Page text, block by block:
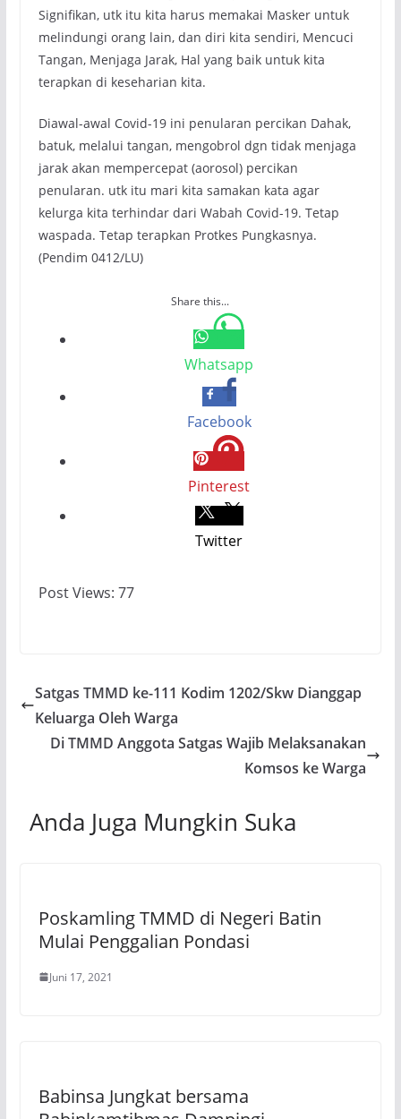
Signifikan, utk itu kita harus memakai Masker untuk
melindungi orang lain, dan diri kita sendiri, Mencuci
Tangan, Menjaga Jarak, Hal yang baik untuk kita
terapkan di keseharian kita.
Diawal-awal Covid-19 ini penularan percikan Dahak,
batuk, melalui tangan, mengobrol dgn tidak menjaga
jarak akan mempercepat (aorosol) percikan
penularan. utk itu mari kita samakan kata agar
kelurga kita terhindar dari Wabah Covid-19. Tetap
waspada. Tetap terapkan Protkes Pungkasnya.
(Pendim 0412/LU)
Share this...
Whatsapp
Facebook
Pinterest
Twitter
Post Views: 77
Satgas TMMD ke-111 Kodim 1202/Skw Dianggap
Keluarga Oleh Warga
Di TMMD Anggota Satgas Wajib Melaksanakan
Komsos ke Warga
Anda Juga Mungkin Suka
Poskamling TMMD di Negeri Batin
Mulai Penggalian Pondasi
Juni 17, 2021
Babinsa Jungkat bersama